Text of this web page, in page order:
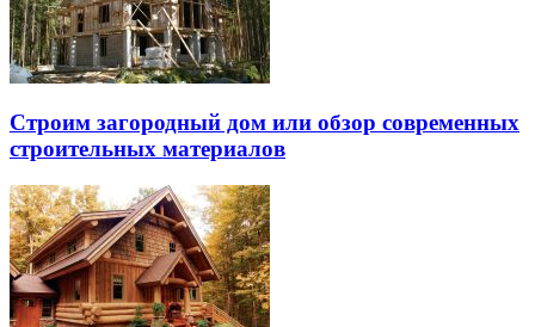
Строим загородный дом или обзор современных
строительных материалов